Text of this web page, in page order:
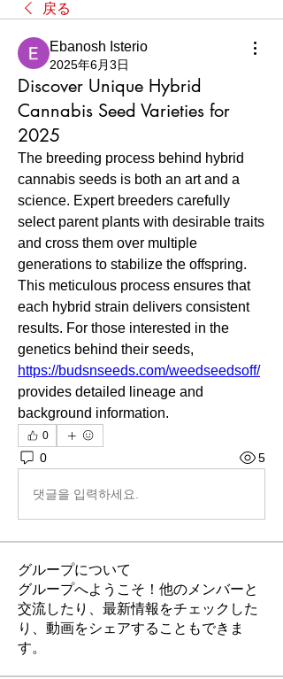
戻る
Ebanosh Isterio
2025年6月3日
Discover Unique Hybrid
Cannabis Seed Varieties for
2025
The breeding process behind hybrid
cannabis seeds is both an art and a
science. Expert breeders carefully
select parent plants with desirable traits
and cross them over multiple
generations to stabilize the offspring.
This meticulous process ensures that
each hybrid strain delivers consistent
results. For those interested in the
https://budsnseeds.com/weedseedsoff/
provides detailed lineage and
background information.
0
0 5
댓글을 입력하세요.
グループについて
グループへようこそ！他のメンバーと
交流したり、最新情報をチェックした
り、動画をシェアすることもできま
す。